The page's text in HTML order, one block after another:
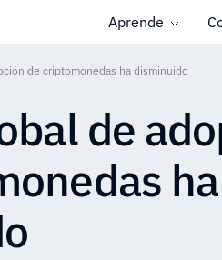
Aprende
de criptomonedas ha disminuido
de
ha